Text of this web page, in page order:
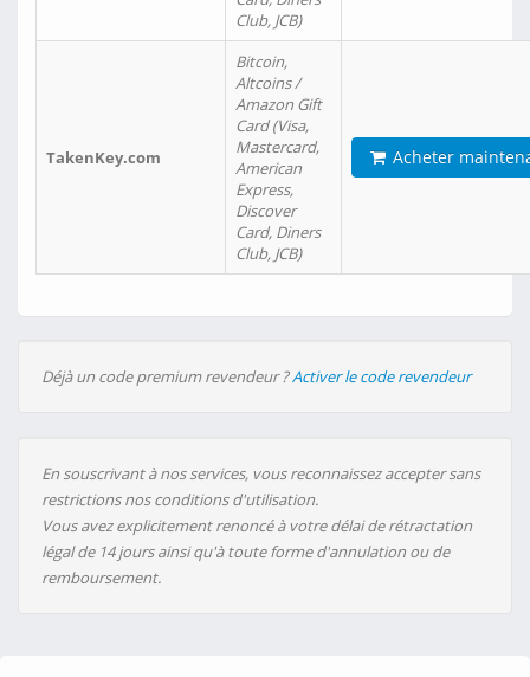
Club, JCB)
TakenKey.com
Bitcoin,
Altcoins /
Amazon Gift
Card (Visa,
Mastercard,
American
Express,
Discover
Card, Diners
Club, JCB)
Acheter
Déjà un code premium revendeur ?Activer le code revendeur
En souscrivant à nos services, vous reconnaissez accepter sans
restrictions nos conditions d'utilisation.
Vous avez explicitement renoncé à votre délai de rétractation
légal de 14 jours ainsi qu'à toute forme d'annulation ou de
remboursement.